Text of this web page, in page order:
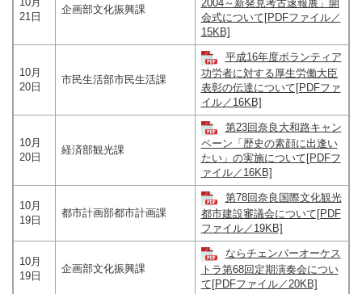
21日
企画部文化振興課
2004～新発見考古速報展」開
会式について[PDFファイル／
15KB]
10月
20日
市民生活部市民生活課
平成16年度ボランティア
功労者に対する厚生労働大臣
表彰の伝達について[PDFファ
イル／16KB]
10月
20日
経済部観光課
第23回奈良大和路キャン
ペーン「歴史の素顔に出逢い
たい」の実施について[PDFフ
ァイル／16KB]
10月
19日
都市計画部都市計画課
第78回奈良国際文化観光
都市建設審議会について[PDF
ファイル／19KB]
10月
19日
企画部文化振興課
ならチェンバーオーケス
トラ第68回定期演奏会につい
て[PDFファイル／20KB]